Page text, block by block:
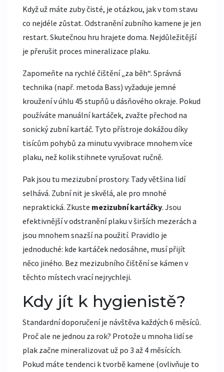
Když už máte zuby čisté, je otázkou, jak v tom stavu
co nejdéle zůstat. Odstranění zubního kamene je jen
restart. Skutečnou hru hrajete doma. Nejdůležitější
je přerušit proces mineralizace plaku.
Zapomeňte na rychlé čištění „za běh“. Správná
technika (např. metoda Bass) vyžaduje jemné
kroužení v úhlu 45 stupňů u dásňového okraje. Pokud
používáte manuální kartáček, zvažte přechod na
sonický zubní kartáč. Tyto přístroje dokážou díky
tisícům pohybů za minutu vyvibrace mnohem více
plaku, než kolik stihnete vyrušovat ručně.
Pak jsou tu mezizubní prostory. Tady většina lidí
selhává. Zubní nit je skvělá, ale pro mnohé
nepraktická. Zkuste mezizubní kartáčky. Jsou
efektivnější v odstranění plaku v širších mezerách a
jsou mnohem snazší na použití. Pravidlo je
jednoduché: kde kartáček nedosáhne, musí přijít
něco jiného. Bez mezizubního čištění se kámen v
těchto místech vrací nejrychleji.
Kdy jít k hygienistě?
Standardní doporučení je návštěva každých 6 měsíců.
Proč ale ne jednou za rok? Protože u mnoha lidí se
plak začne mineralizovat už po 3 až 4 měsících.
Pokud máte tendenci k tvorbě kamene (ovlivňuje to